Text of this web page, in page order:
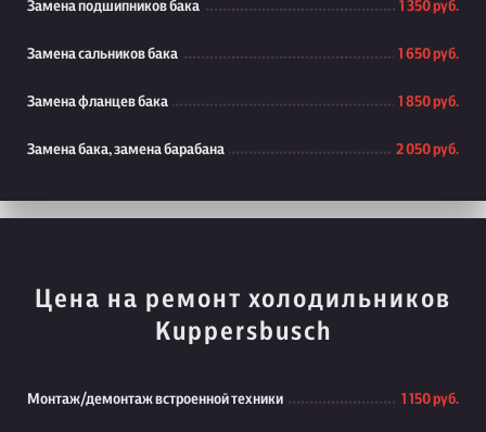
Замена подшипников бака 1 350 руб.
Замена сальников бака 1 650 руб.
Замена фланцев бака 1 850 руб.
Замена бака, замена барабана 2 050 руб.
Цена на ремонт холодильников
Kuppersbusch
Монтаж/демонтаж встроенной техники 1 150 руб.